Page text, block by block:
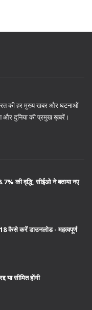
की हर मुख्य खबर और घटनाओं
और दुनिया की प्रमुख ख़बरें।
की वृद्धि, सीईओ ने बताया नए
कैसे करें डाउनलोड - महत्वपूर्ण
या सीमित होंगी